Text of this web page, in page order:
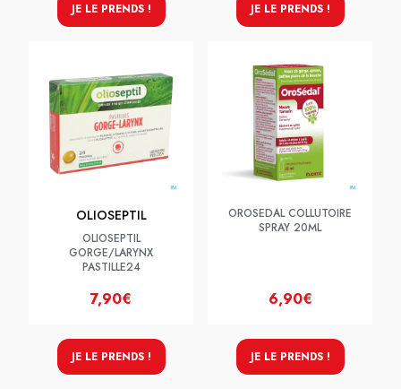
JE LE PRENDS ! JE LE PRENDS !
OLIOSEPTIL
OLIOSEPTIL
GORGE/LARYNX
PASTILLE24
7,90€
JE LE PRENDS !
OROSEDAL COLLUTOIRE
SPRAY 20ML
6,90€
JE LE PRENDS !